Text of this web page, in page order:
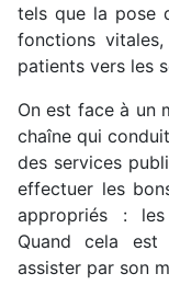
tels que la pose
fonctions
patients vers les
On est face à un
chaîne qui
des services
effectuer les
appropriés :
Quand cela
assister par son